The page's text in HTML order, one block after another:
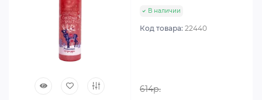
В наличии
Код товара: 22440
614р.